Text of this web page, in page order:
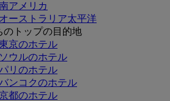
アメリカ
オーストラリア太平洋
のトップの目的地
京のホテル
ソウルのホテル
リのホテル
ンコクのホテル
都のホテル